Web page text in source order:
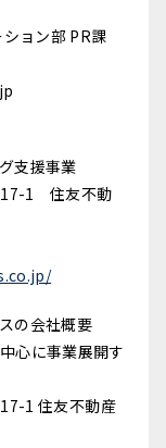
ション部 PR課
支援事業
1 住友不動
の会社概要
心に事業展開す
1 住友不動産